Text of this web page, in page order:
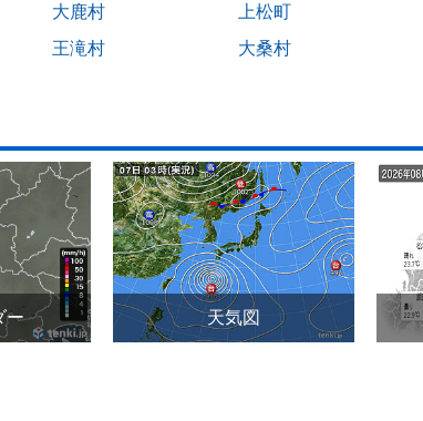
大鹿村 上松町
王滝村 大桑村
ー 天気図